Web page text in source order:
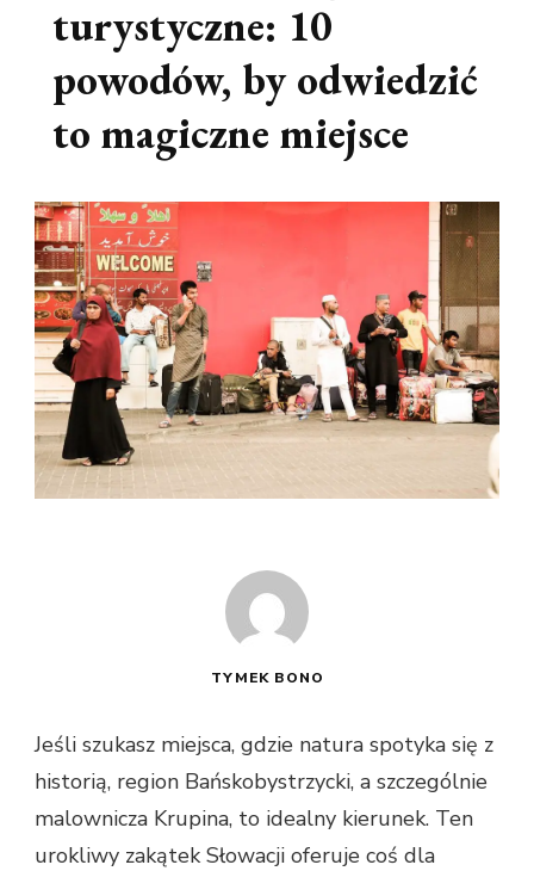
turystyczne: 10
powodów, by odwiedzić
to magiczne miejsce
TYMEK BONO
Jeśli szukasz miejsca, gdzie natura spotyka się z
historią, region Bańskobystrzycki, a szczególnie
malownicza Krupina, to idealny kierunek. Ten
urokliwy zakątek Słowacji oferuje coś dla